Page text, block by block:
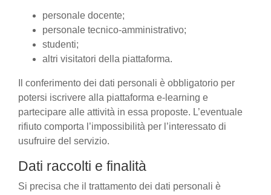
personale docente;
personale tecnico-amministrativo;
studenti;
altri visitatori della piattaforma.
Il conferimento dei dati personali è obbligatorio per
potersi iscrivere alla piattaforma e-learning e
partecipare alle attività in essa proposte. L’eventuale
rifiuto comporta l’impossibilità per l’interessato di
usufruire del servizio.
Dati raccolti e finalità
Si precisa che il trattamento dei dati personali è